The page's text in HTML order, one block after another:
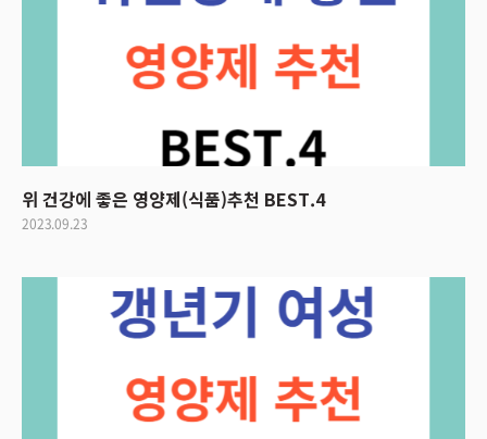
위 건강에 좋은 영양제(식품)추천 BEST.4
2023.09.23